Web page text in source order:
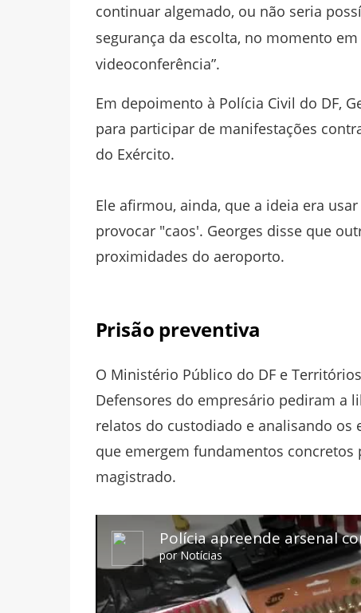
continuar algemado, ou não seria
segurança da escolta, no momento
videoconferência”.
Em depoimento à Polícia Civil do DF,
para participar de manifestações
do Exército.
Ele afirmou, ainda, que a ideia era
provocar "caos'. Georges disse que
proximidades do aeroporto.
Prisão preventiva
O Ministério Público do DF e
Defensores do empresário pediram a
relatos do custodiado e analisando os
que emergem fundamentos concretos
magistrado.